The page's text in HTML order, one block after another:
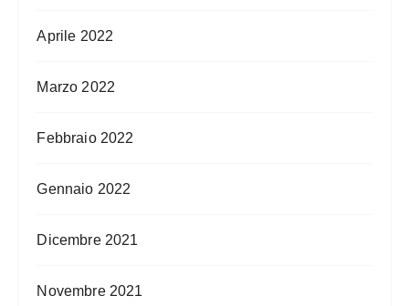
Aprile 2022
Marzo 2022
Febbraio 2022
Gennaio 2022
Dicembre 2021
Novembre 2021